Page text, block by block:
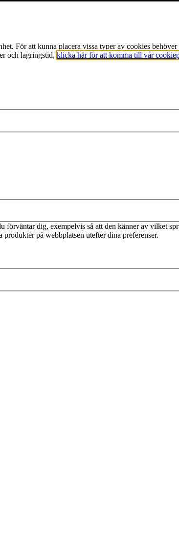
värld genom ett kaninhål.
För att kunna placera vissa typer av cookies
och lagringstid, klicka här för att komma till vår
förväntar dig, exempelvis så att den känner av vilket
på webbplatsen utefter dina preferenser.